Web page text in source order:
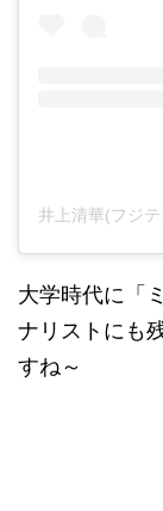
大学時代に「
ナリストにも
すね～